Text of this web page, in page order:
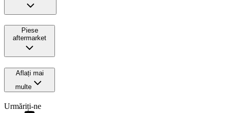
Piese
aftermarket
Aflați mai
multe
Urmăriți-ne